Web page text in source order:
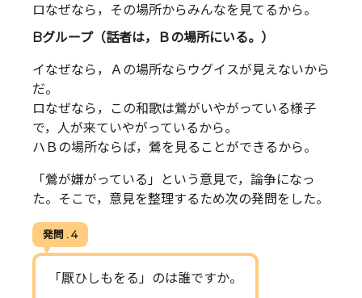
ロなぜなら，その場所からみんなを見てるから。
Bグループ（話者は，Ｂの場所にいる。）
イなぜなら，Ａの場所ならウグイスが見えないから
だ。
ロなぜなら，この和歌は鶯がいやがっている様子
で，人が来ていやがっているから。
ハＢの場所ならば，鶯を見ることができるから。
「鶯が嫌がっている」という意見で，論争になっ
た。そこで，意見を整理するため次の発問をした。
発問 . 4
「厭ひしもをる」のは誰ですか。